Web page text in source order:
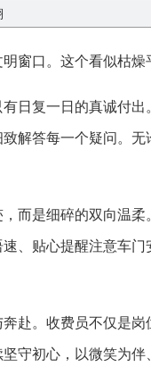
窗口。这个看似枯
日复一日的真诚付
解答每一个疑问。
而是细碎的双向温
、贴心提醒注意车
赴。收费员不仅是
守初心，以微笑为